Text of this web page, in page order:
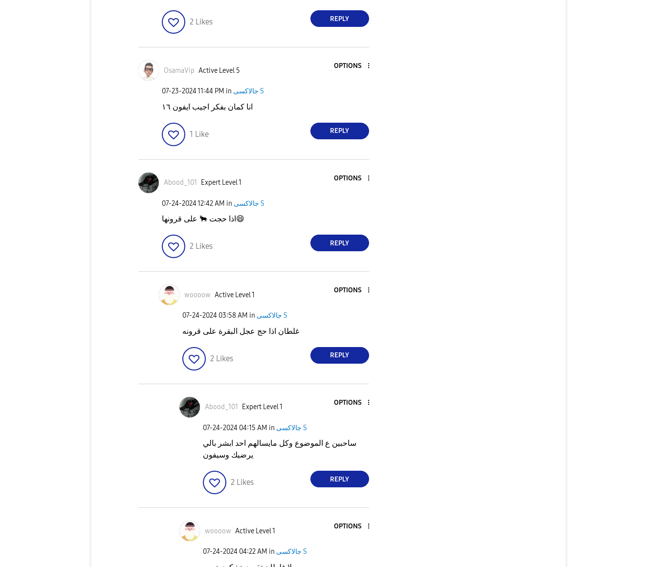
2 Likes REPLY
OsamaVip Active Level 5
OPTIONS
‎07-23-202411:44 PM in جالاكسى S
انا كمان بفكر اجيب ايفون ١٦
1 Like REPLY
Abood_101 Expert Level 1
OPTIONS
‎07-24-202412:42 AM in جالاكسى S
اذا حجت 🐂 على قرونها 😄
2 Likes REPLY
woooow Active Level 1
OPTIONS
‎07-24-2024 03:58 AM in جالاكسى S
غلطان اذا حج عجل البقرة على قرونه
2 Likes REPLY
Abood_101 Expert Level 1
OPTIONS
‎07-24-2024 04:15 AM in جالاكسى S
ساحبين ع الموضوع وكل مايسالهم احد ابشر بالي
يرضيك وسيفون
2 Likes REPLY
woooow Active Level 1
OPTIONS
‎07-24-2024 04:22 AM in جالاكسى S